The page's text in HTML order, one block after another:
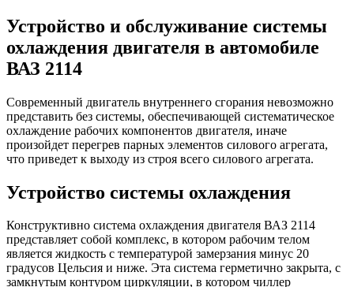
Устройство и обслуживание системы
охлаждения двигателя в автомобиле
ВАЗ 2114
Современный двигатель внутреннего сгорания невозможно
представить без системы, обеспечивающей систематическое
охлаждение рабочих компонентов двигателя, иначе
произойдет перегрев парных элементов силового агрегата,
что приведет к выходу из строя всего силового агрегата.
Устройство системы охлаждения
Конструктивно система охлаждения двигателя ВАЗ 2114
представляет собой комплекс, в котором рабочим телом
является жидкость с температурой замерзания минус 20
градусов Цельсия и ниже. Эта система герметично закрыта, с
замкнутым контуром циркуляции, в котором чиллер